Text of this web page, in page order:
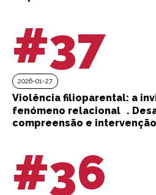
#37
2026-01-27
Violência filioparental: a
fenómeno relacional .
compreensão e intervenção
#36